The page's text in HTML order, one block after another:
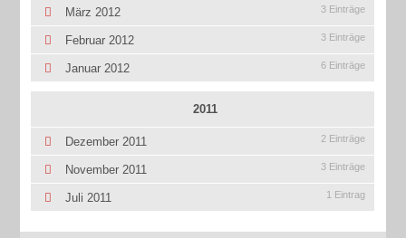
März 2012 3 Einträge
Februar 2012 3 Einträge
Januar 2012 6 Einträge
2011
Dezember 2011 2 Einträge
November 2011 3 Einträge
Juli 2011 1 Eintrag